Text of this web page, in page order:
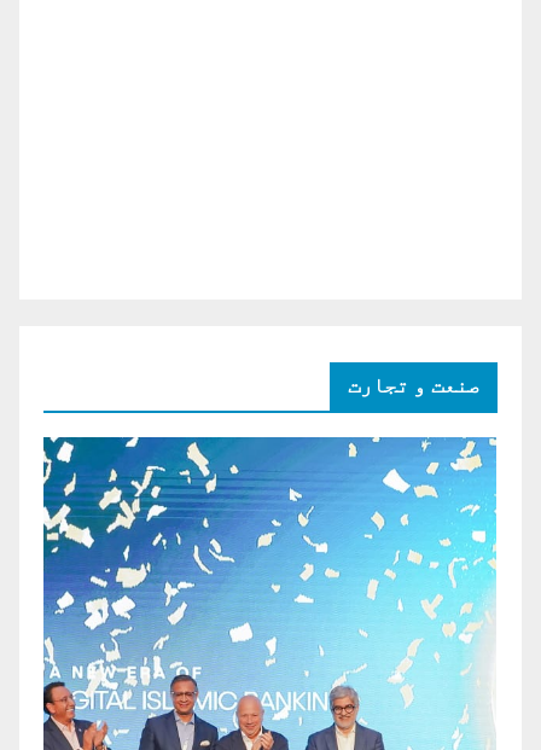
صنعت و تجارت